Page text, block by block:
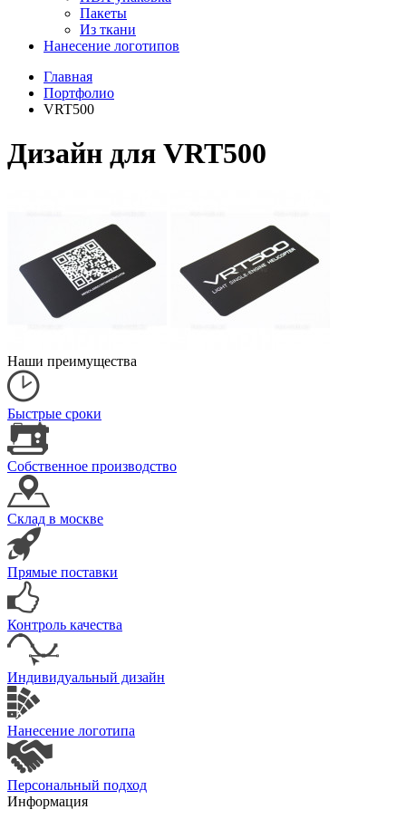
Пакеты
Из ткани
Нанесение логотипов
Главная
Портфолио
VRT500
Дизайн для VRT500
Наши преимущества
Быстрые сроки
Собственное производство
Склад в москве
Прямые поставки
Контроль качества
Индивидуальный дизайн
Нанесение логотипа
Персональный подход
Информация